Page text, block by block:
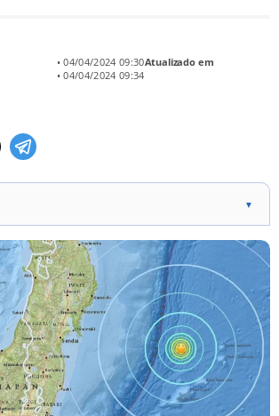
• 04/04/2024 09:30Atualizado em
• 04/04/2024 09:34
▼
de magnitude 6,1 atinge
nenhum estrago ou ferido
2": "Epicentro próximo a
ocorre um dia após terremoto
"Tópico 3": "No Taiwan, terremoto
deixa nove mortos, 1 mil feridos e
resgate em andamento." }